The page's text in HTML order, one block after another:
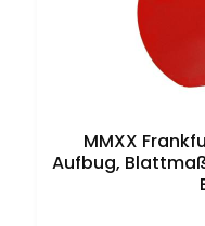
MMXX
Aufbug,